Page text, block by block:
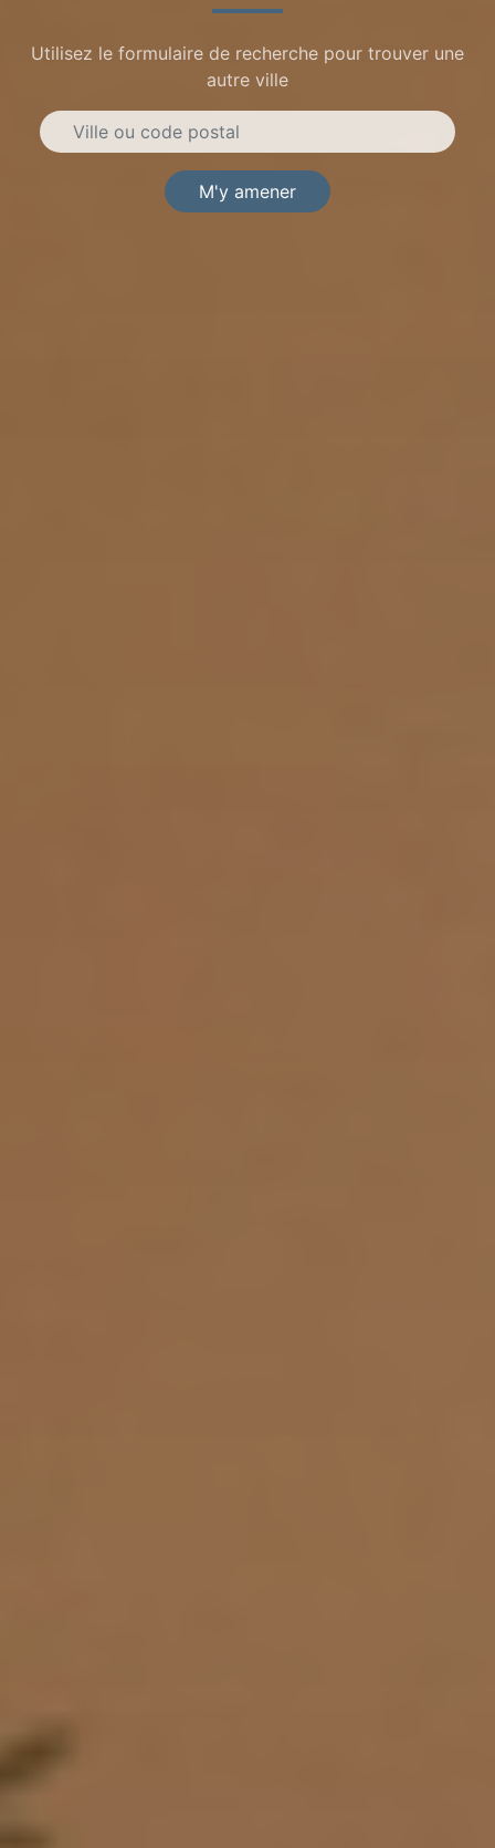
Utilisez le formulaire de recherche pour trouver une
autre ville
M'y amener